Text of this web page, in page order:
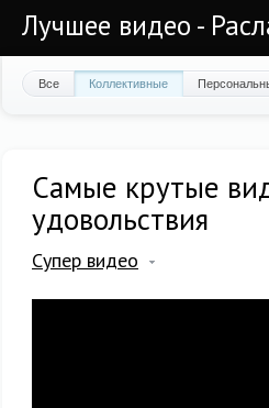
Лучшее видео -
Все Коллективные
Самые крутые
удовольствия
Супер видео